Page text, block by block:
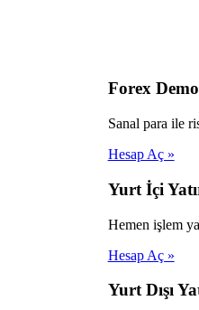
Forex
Sanal para ile
Hesap Aç »
Yurt İçi
Hemen işlem
Hesap Aç »
Yurt Dışı